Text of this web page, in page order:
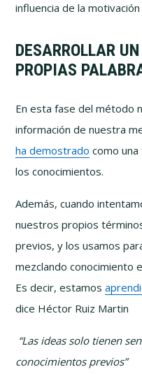
influencia de la
DESARROLLAR
PROPIAS
En esta fase del método
información de nuestra
ha demostrado como
los conocimientos.
Además, cuando
nuestros propios
previos, y los usamos
mezclando conocimiento
Es decir, estamos
dice Héctor Ruiz Martin
“Las ideas solo tienen
conocimientos previos”